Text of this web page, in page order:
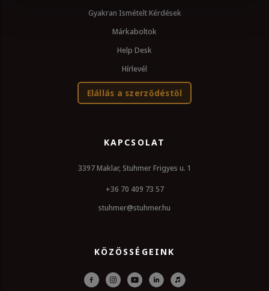
Gyakran Ismételt Kérdések
Márkaboltok
Help Desk
Hírlevél
Elállás a szerződéstől
KAPCSOLAT
3397 Maklar, Stuhmer Frigyes u. 1
+36 70 409 73 57
stuhmer@stuhmer.hu
KÖZÖSSÉGEINK